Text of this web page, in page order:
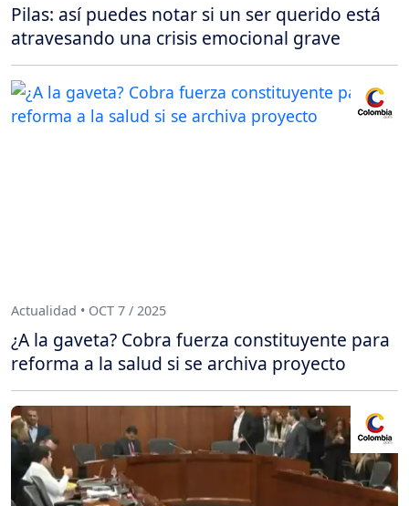
Pilas: así puedes notar si un ser querido está
atravesando una crisis emocional grave
Actualidad • OCT 7 / 2025
¿A la gaveta? Cobra fuerza constituyente para
reforma a la salud si se archiva proyecto